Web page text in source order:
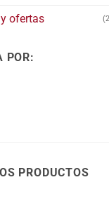
ofertas
POR:
PRODUCTOS